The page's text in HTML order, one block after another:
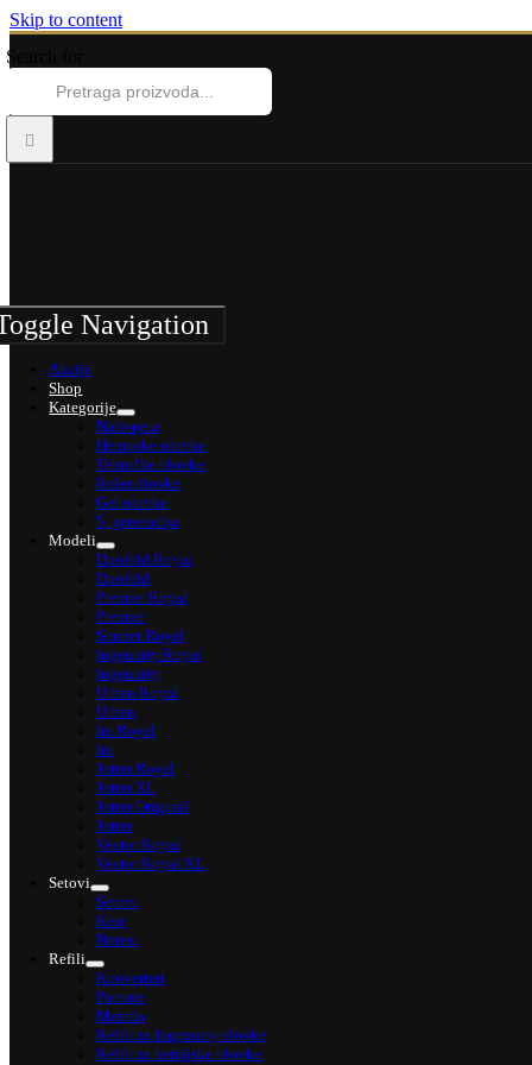
Skip to content
Search for:
Navigation
Akcija
Shop
Kategorije
Nalivpera
Hemijske olovke
Tehničke olovke
Roler olovke
Gel olovke
5. generacija
Modeli
Duofold Royal
Duofold
Premier Royal
Premier
Sonnet Royal
Ingenuity Royal
Ingenuity
Urban Royal
Urban
Im Royal
Im
Jotter Royal
Jotter XL
Jotter Original
Jotter
Vector Royal
Vector Royal XL
Setovi
Setovi
Kese
Notesi
Refili
Konverteri
Patrone
Mastila
Refili za Ingenuity olovke
Refili za hemijske olovke